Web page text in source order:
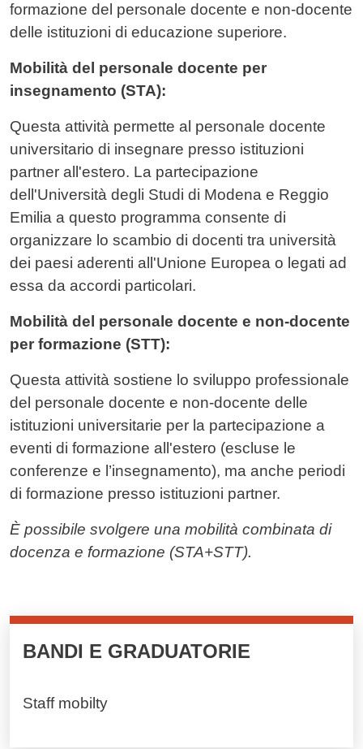
formazione del personale docente e non-docente
delle istituzioni di educazione superiore.
Mobilità del personale docente per
insegnamento (STA):
Questa attività permette al personale docente
universitario di insegnare presso istituzioni
partner all'estero. La partecipazione
dell'Università degli Studi di Modena e Reggio
Emilia a questo programma consente di
organizzare lo scambio di docenti tra università
dei paesi aderenti all'Unione Europea o legati ad
essa da accordi particolari.
Mobilità del personale docente e non-docente
per formazione (STT):
Questa attività sostiene lo sviluppo professionale
del personale docente e non-docente delle
istituzioni universitarie per la partecipazione a
eventi di formazione all'estero (escluse le
conferenze e l’insegnamento), ma anche periodi
di formazione presso istituzioni partner.
È possibile svolgere una mobilità combinata di
docenza e formazione (STA+STT).
Cards cliccabili
BANDI E GRADUATORIE
Staff mobilty